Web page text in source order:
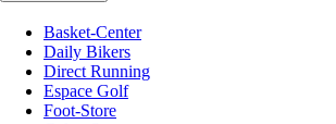
Basket-Center
Daily Bikers
Direct Running
Espace Golf
Foot-Store